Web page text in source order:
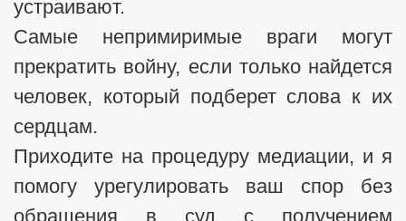
устраивают.
Самые непримиримые враги могут
прекратить войну, если только найдется
человек, который подберет слова к их
сердцам.
Приходите на процедуру медиации, и я
помогу урегулировать ваш спор без
обращения в суд с получением